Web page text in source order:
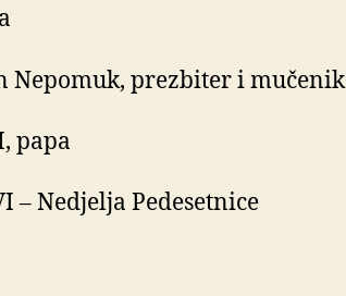
Nepomuk, prezbiter i mučenik
papa
– Nedjelja Pedesetnice